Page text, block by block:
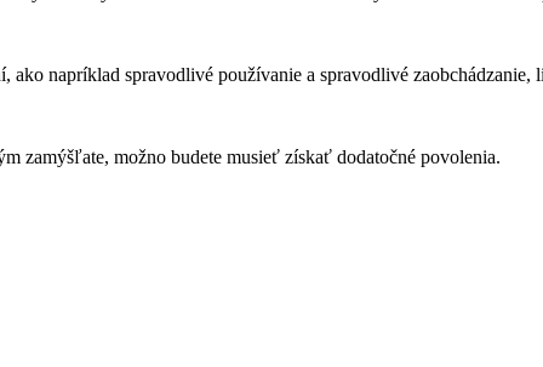
napríklad spravodlivé používanie a spravodlivé zaobchádzanie,
zamýšľate, možno budete musieť získať dodatočné povolenia.